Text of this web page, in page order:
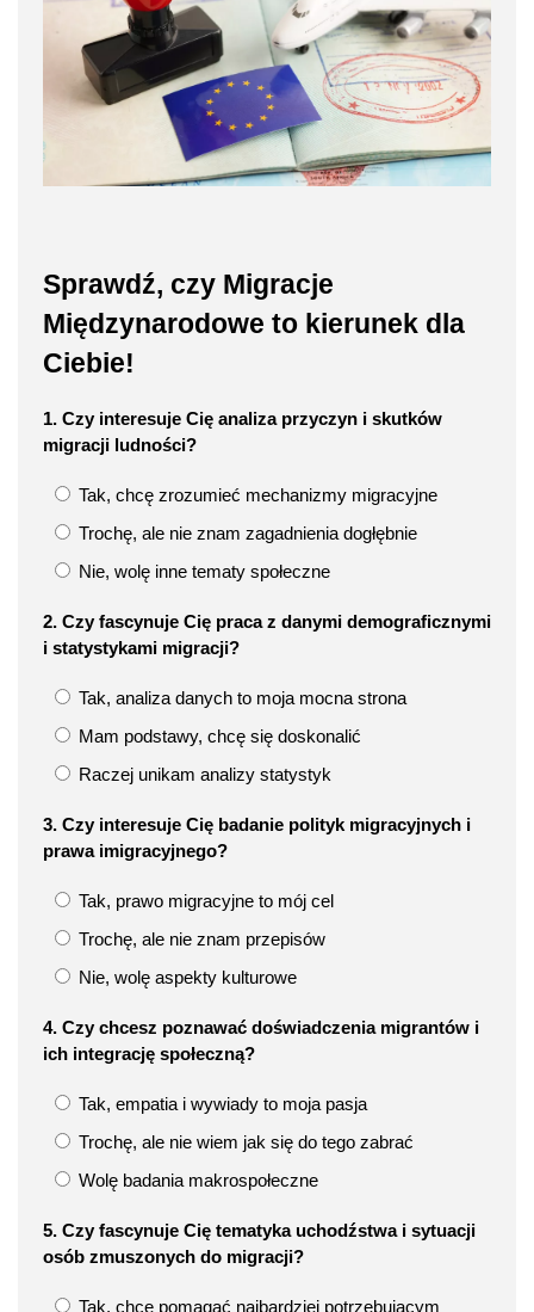
Sprawdź, czy Migracje
Międzynarodowe to kierunek dla
Ciebie!
1. Czy interesuje Cię analiza przyczyn i skutków
migracji ludności?
Tak, chcę zrozumieć mechanizmy migracyjne
Trochę, ale nie znam zagadnienia dogłębnie
Nie, wolę inne tematy społeczne
2. Czy fascynuje Cię praca z danymi demograficznymi
i statystykami migracji?
Tak, analiza danych to moja mocna strona
Mam podstawy, chcę się doskonalić
Raczej unikam analizy statystyk
3. Czy interesuje Cię badanie polityk migracyjnych i
prawa imigracyjnego?
Tak, prawo migracyjne to mój cel
Trochę, ale nie znam przepisów
Nie, wolę aspekty kulturowe
4. Czy chcesz poznawać doświadczenia migrantów i
ich integrację społeczną?
Tak, empatia i wywiady to moja pasja
Trochę, ale nie wiem jak się do tego zabrać
Wolę badania makrospołeczne
5. Czy fascynuje Cię tematyka uchodźstwa i sytuacji
osób zmuszonych do migracji?
Tak, chcę pomagać najbardziej potrzebującym